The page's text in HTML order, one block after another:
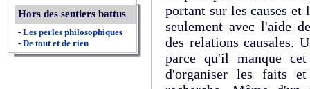
Hors des sentiers battus
- Les perles philosophiques
- De tout et de rien
portant sur les causes et
seulement avec l'aide
des relations causales.
parce qu'il manque
d'organiser les faits